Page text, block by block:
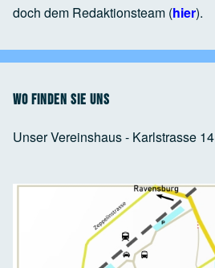
doch dem Redaktionsteam (hier).
Wo finden Sie uns
Unser Vereinshaus - Karlstrasse 14